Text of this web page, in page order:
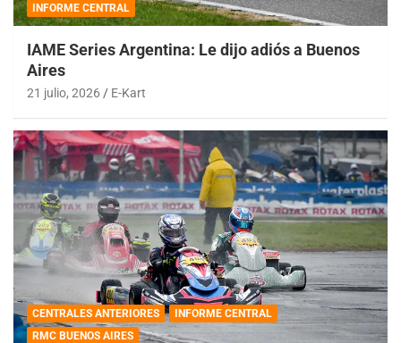
INFORME CENTRAL
IAME Series Argentina: Le dijo adiós a Buenos
Aires
21 julio, 2026 E-Kart
CENTRALES ANTERIORES
INFORME CENTRAL
RMC BUENOS AIRES